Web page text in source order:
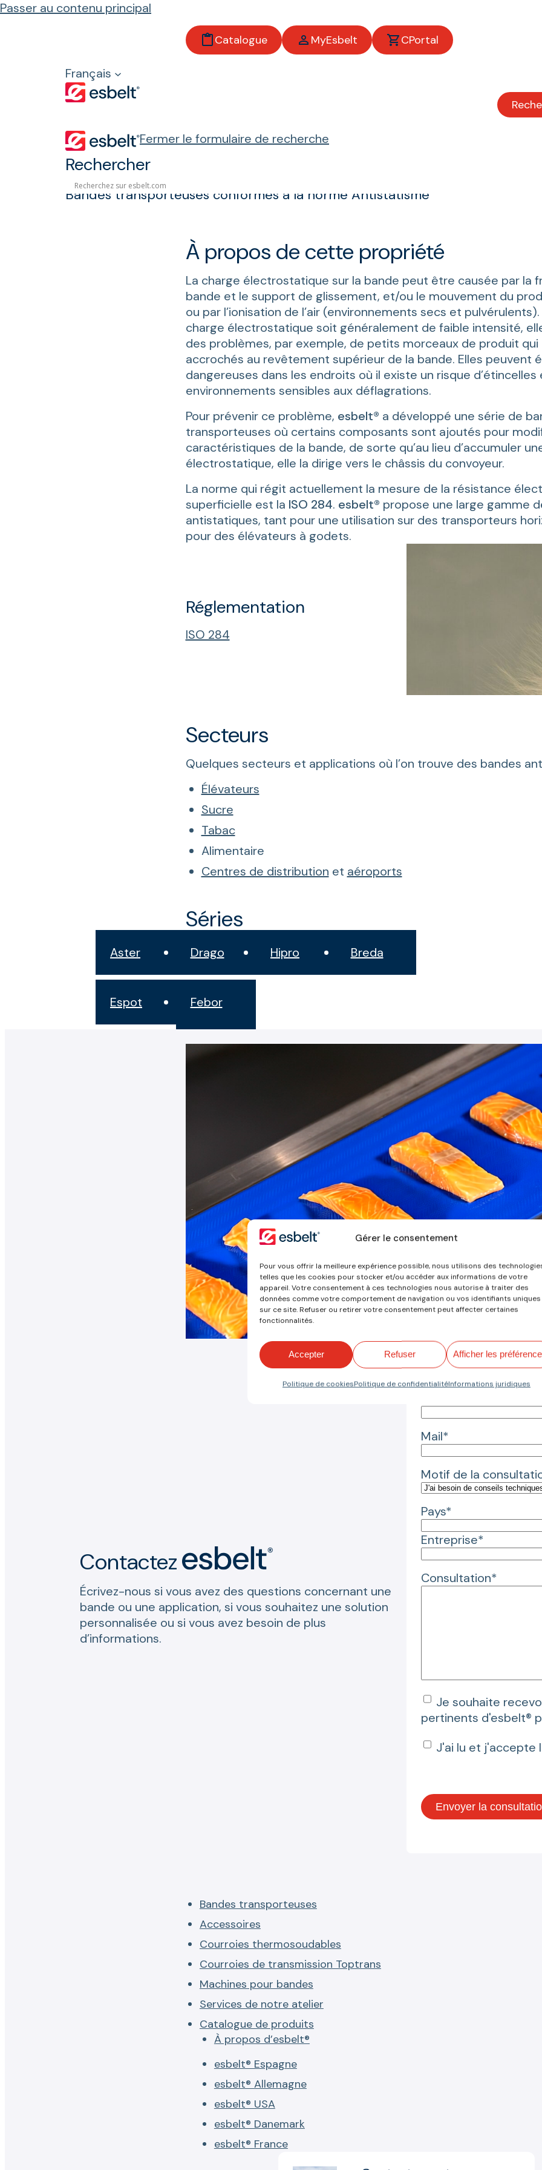
Gérer le consentement
Pour vous offrir la meilleure expérience possible, nous utilisons des
telles que les cookies pour stocker et/ou accéder aux informations de votre
appareil. Votre consentement à ces technologies nous autorise à traiter des
données comme votre comportement de navigation ou vos identifiants uniques
sur ce site. Refuser ou retirer votre consentement peut affecter certaines
fonctionnalités.
Accepter Refuser Afficher les
Politique de cookiesPolitique de confidentialitéInformations juridiques
Passer au contenu principal
Catalogue MyEsbelt CPortal
Français
Fermer le formulaire de recherche
Rechercher
Propriétés et réglementations
Antistatisme
Antistatisme
Bandes transporteuses conformes à la norme Antistatisme
À propos de cette propriété
La charge électrostatique sur la bande peut être causée par la
bande et le support de glissement, et/ou le mouvement du
ou par l’ionisation de l’air (environnements secs et
charge électrostatique soit généralement de faible intensité,
des problèmes, par exemple, de petits morceaux de produit
accrochés au revêtement supérieur de la bande. Elles peuvent
dangereuses dans les endroits où il existe un risque d’étincelles
environnements sensibles aux déflagrations.
Pour prévenir ce problème, esbelt® a développé une série de
transporteuses où certains composants sont ajoutés pour
caractéristiques de la bande, de sorte qu’au lieu d’accumuler
électrostatique, elle la dirige vers le châssis du convoyeur.
La norme qui régit actuellement la mesure de la résistance
superficielle est la ISO 284. esbelt® propose une large gamme
antistatiques, tant pour une utilisation sur des transporteurs
pour des élévateurs à godets.
Réglementation
ISO 284
Secteurs
Quelques secteurs et applications où l’on trouve des bandes
Élévateurs
Sucre
Tabac
Alimentaire
Centres de distribution et aéroports
Séries
Aster Drago Hipro Breda
Espot Febor
Contactez
Écrivez-nous si vous avez des questions concernant une
bande ou une application, si vous souhaitez une solution
personnalisée ou si vous avez besoin de plus
d’informations.
Votre demande
Mail*
Motif de la
Pays*
Entreprise*
Consultation*
Je souhaite
pertinents d'esbelt®
J'ai lu et j'accepte
Bandes transporteuses
Accessoires
Courroies thermosoudables
Courroies de transmission Toptrans
Machines pour bandes
Services de notre atelier
Catalogue de produits
À propos d’esbelt®
esbelt® Espagne
esbelt® Allemagne
esbelt® USA
esbelt® Danemark
esbelt® France